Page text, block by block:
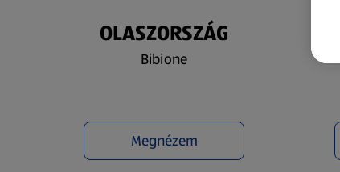
OLASZORSZÁG
Bibione
Megnézem